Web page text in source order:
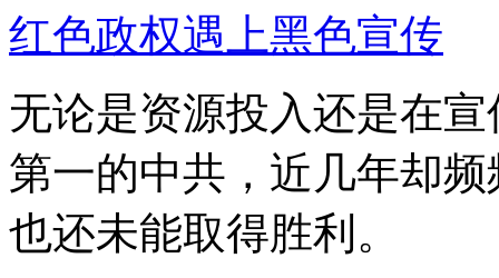
红色政权遇上黑色宣传
无论是资源投入还是在
第一的中共，近几年却
也还未能取得胜利。